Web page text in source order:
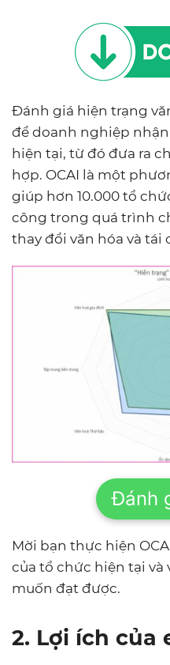
Đánh giá hiện trạng
để doanh nghiệp
hiện tại, từ đó đưa ra
hợp. OCAI là một
giúp hơn 10.000 tổ
công trong quá trình
thay đổi văn hóa và tái
Đánh
Mời bạn thực hiện
của tổ chức hiện tại
muốn đạt được.
2. Lợi ích của